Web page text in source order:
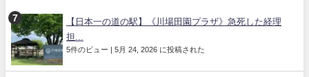
【日本一の道の駅】《川場田園プラザ》急死した経理
担...
5件のビュー | 5月 24, 2026 に投稿された